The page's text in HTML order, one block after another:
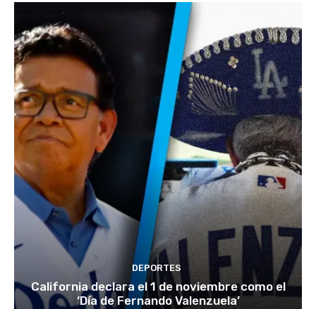
DEPORTES
California declara el 1 de noviembre como el
‘Día de Fernando Valenzuela’